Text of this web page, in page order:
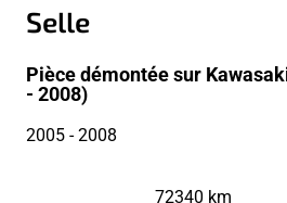
Selle
Pièce démontée sur
- 2008)
2005- 2008
72340 km